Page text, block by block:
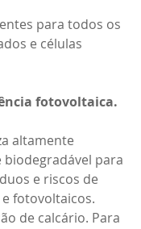
para todos os
e células
fotovoltaica.
altamente
biodegradável para
e riscos de
fotovoltaicos.
de calcário. Para